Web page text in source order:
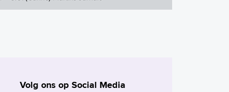
Volg ons op Social Media